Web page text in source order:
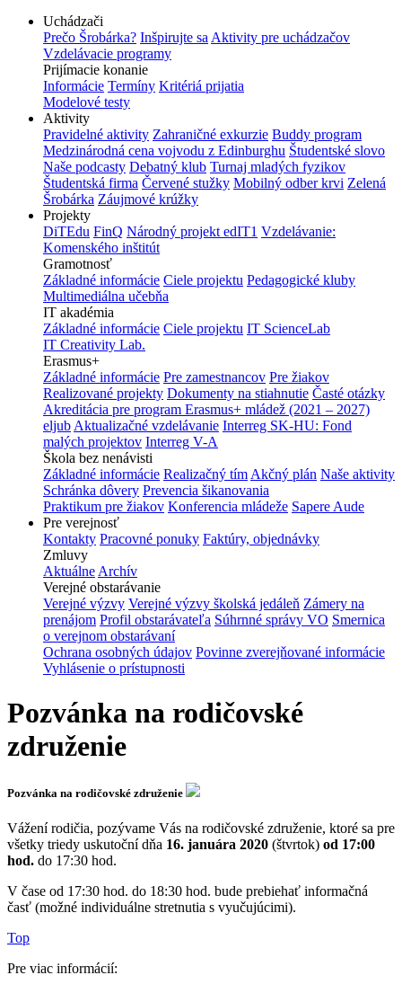
Uchádzači
Prečo Šrobárka? Inšpirujte sa Aktivity pre uchádzačov
Vzdelávacie programy
Prijímacie konanie
Informácie Termíny Kritériá prijatia
Modelové testy
Aktivity
Pravidelné aktivity Zahraničné exkurzie Buddy program
Medzinárodná cena vojvodu z Edinburghu Študentské slovo
Naše podcasty Debatný klub Turnaj mladých fyzikov
Študentská firma Červené stužky Mobilný odber krvi Zelená
Šrobárka Záujmové krúžky
Projekty
DiTEdu FinQ Národný projekt edIT1 Vzdelávanie:
Komenského inštitút
Gramotnosť
Základné informácie Ciele projektu Pedagogické kluby
Multimediálna učebňa
IT akadémia
Základné informácie Ciele projektu IT ScienceLab
IT Creativity Lab.
Erasmus+
Základné informácie Pre zamestnancov Pre žiakov
Realizované projekty Dokumenty na stiahnutie Časté otázky
Akreditácia pre program Erasmus+ mládež (2021 – 2027)
eljub Aktualizačné vzdelávanie Interreg SK-HU: Fond
malých projektov Interreg V-A
Škola bez nenávisti
Základné informácie Realizačný tím Akčný plán Naše aktivity
Schránka dôvery Prevencia šikanovania
Praktikum pre žiakov Konferencia mládeže Sapere Aude
Pre verejnosť
Kontakty Pracovné ponuky Faktúry, objednávky
Zmluvy
Aktuálne Archív
Verejné obstarávanie
Verejné výzvy Verejné výzvy školská jedáleň Zámery na
prenájom Profil obstarávateľa Súhrnné správy VO Smernica
o verejnom obstarávaní
Ochrana osobných údajov Povinne zverejňované informácie
Vyhlásenie o prístupnosti
Pozvánka na rodičovské
združenie
Pozvánka na rodičovské združenie
Vážení rodičia, pozývame Vás na rodičovské združenie, ktoré sa pre
všetky triedy uskutoční dňa 16. januára 2020 (štvrtok) od 17:00
hod. do 17:30 hod.
V čase od 17:30 hod. do 18:30 hod. bude prebiehať informačná
časť (možné individuálne stretnutia s vyučujúcimi).
Top
Pre viac informácií: